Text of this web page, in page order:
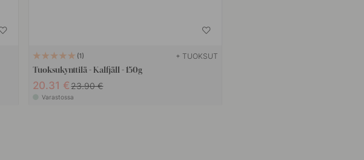
1 + TUOKSUT
Tuoksukynttilä - Kalfjäll - 150g
20.31 € 23.90 €
Varastossa